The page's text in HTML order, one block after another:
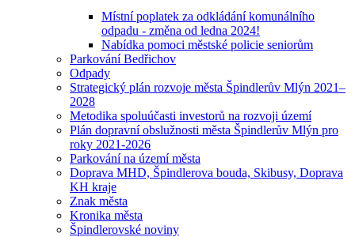
Místní poplatek za odkládání komunálního
odpadu - změna od ledna 2024!
Nabídka pomoci městské policie seniorům
Parkování Bedřichov
Odpady
Strategický plán rozvoje města Špindlerův Mlýn 2021–
2028
Metodika spoluúčasti investorů na rozvoji území
Plán dopravní obslužnosti města Špindlerův Mlýn pro
roky 2021-2026
Parkování na území města
Doprava MHD, Špindlerova bouda, Skibusy, Doprava
KH kraje
Znak města
Kronika města
Špindlerovské noviny